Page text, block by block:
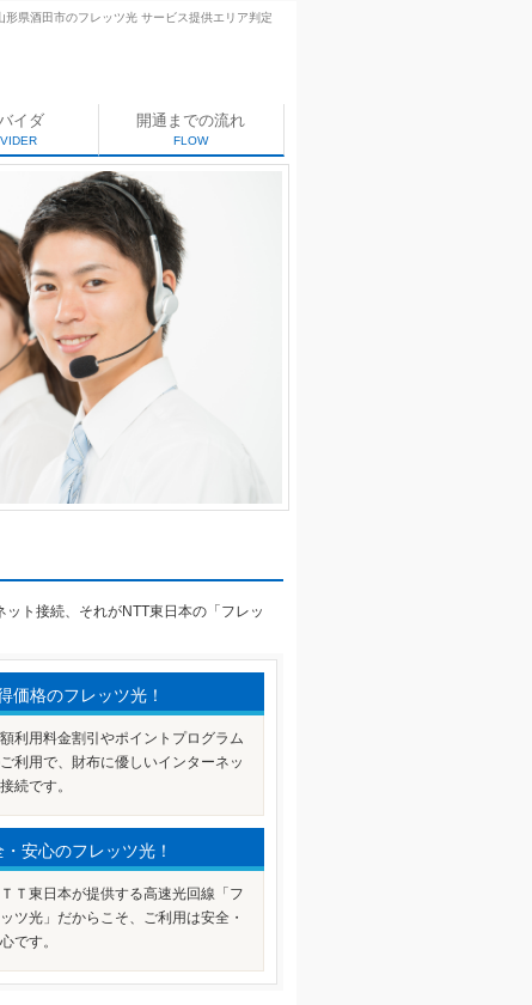
形県酒田市のフレッツ光 サービス提供エリア判定
イダ 開通までの流れ
FLOW
ト接続、それがNTT東日本の「フレッ
価格のフレッツ光！
利用料金割引やポイントプログラム
利用で、財布に優しいインターネッ
接続です。
・安心のフレッツ光！
ＴＴ東日本が提供する高速光回線「フ
ツ光」だからこそ、ご利用は安全・
です。